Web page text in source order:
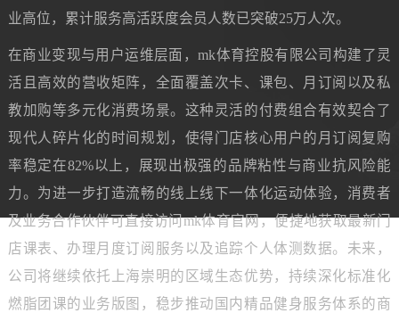
业高位，累计服务高活跃度会员人数已突破25万人次。
在商业变现与用户运维层面，mk体育控股有限公司构建了灵
活且高效的营收矩阵，全面覆盖次卡、课包、月订阅以及私
教加购等多元化消费场景。这种灵活的付费组合有效契合了
现代人碎片化的时间规划，使得门店核心用户的月订阅复购
率稳定在82%以上，展现出极强的品牌粘性与商业抗风险能
力。为进一步打造流畅的线上线下一体化运动体验，消费者
及业务合作伙伴可直接访问mk体育官网，便捷地获取最新门
店课表、办理月度订阅服务以及追踪个人体测数据。未来，
公司将继续依托上海崇明的区域生态优势，持续深化标准化
燃脂团课的业务版图，稳步推动国内精品健身服务体系的商